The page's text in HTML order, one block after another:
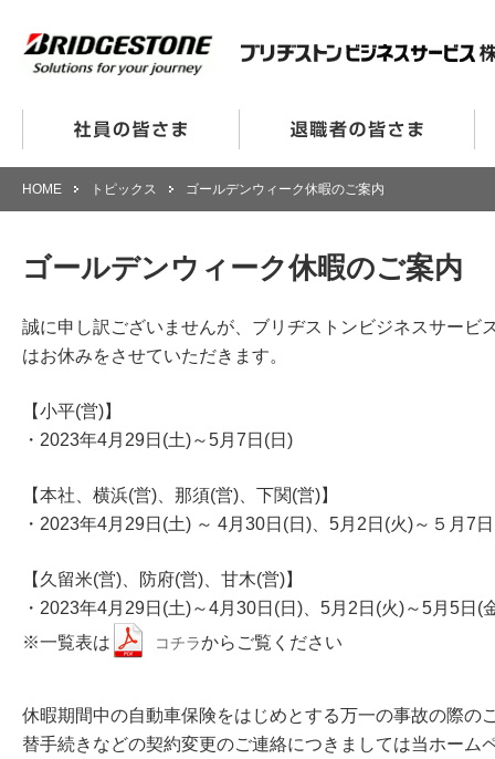
HOME トピックス ゴールデンウィーク休暇のご案内
ゴールデンウィーク休暇のご案内
誠に申し訳ございませんが、ブリヂストンビジネスサービ
はお休みをさせていただきます。
【小平(営)】
・2023年4月29日(土)～5月7日(日)
【本社、横浜(営)、那須(営)、下関(営)】
・2023年4月29日(土) ～ 4月30日(日)、5月2日(火)～５月7
【久留米(営)、防府(営)、甘木(営)】
・2023年4月29日(土)～4月30日(日)、5月2日(火)～5月5日(
※一覧表は
コチラからご覧ください
休暇期間中の自動車保険をはじめとする万一の事故の際の
替手続きなどの契約変更のご連絡につきましては当ホーム